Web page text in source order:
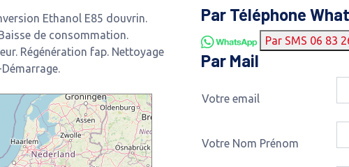
Ethanol E85 douvrin.
de consommation.
Régénération fap. Nettoyage
Par Téléphone
Par SMS 06 83
Par Mail
Votre email
Votre Nom Prénom